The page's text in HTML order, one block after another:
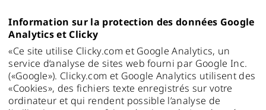
Information sur la protection des données Google
Analytics et Clicky
«Ce site utilise Clicky.com et Google Analytics, un
service d‘analyse de sites web fourni par Google Inc.
(«Google»). Clicky.com et Google Analytics utilisent des
«Cookies», des fichiers texte enregistrés sur votre
ordinateur et qui rendent possible l’analyse de